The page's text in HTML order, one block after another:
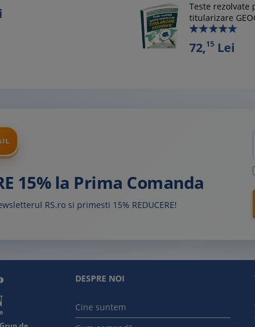
Teste rezolvate
titularizare
72,15Lei
15% la Prima Comanda
RS.ro si primesti 15% REDUCERE!
DESPRE NOI
Cine suntem